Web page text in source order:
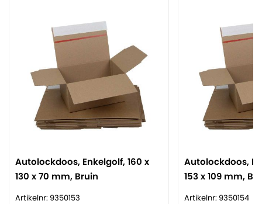
Autolockdoos, Enkelgolf, 160 x
130 x 70 mm, Bruin
Artikelnr: 9350153
Autolockdoos,
153 x 109 mm,
Artikelnr: 9350154